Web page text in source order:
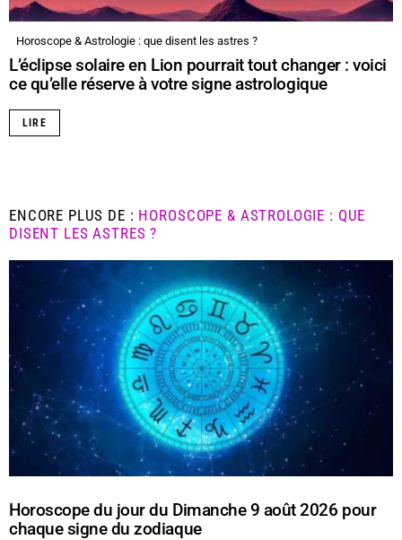
Horoscope & Astrologie : que disent les astres ?
L’éclipse solaire en Lion pourrait tout changer : voici
ce qu’elle réserve à votre signe astrologique
LIRE
ENCORE PLUS DE : HOROSCOPE & ASTROLOGIE : QUE
DISENT LES ASTRES ?
Horoscope du jour du Dimanche 9 août 2026 pour
chaque signe du zodiaque